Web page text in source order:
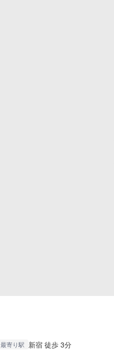
最寄り駅 新宿 徒歩 3分